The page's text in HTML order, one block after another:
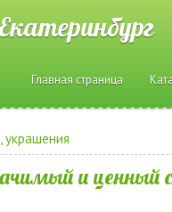
Главная страница
украшения
и ценный